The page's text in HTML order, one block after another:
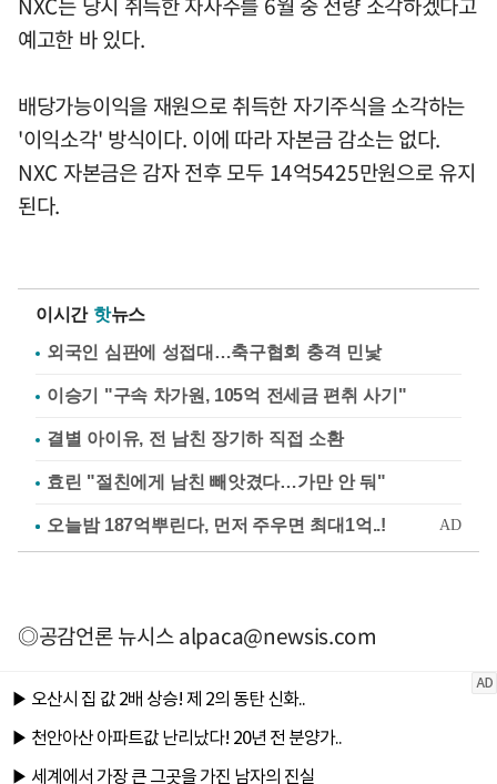
예고한 바 있다.
배당가능이익을 재원으로 취득한 자기주식을 소각하는
'이익소각' 방식이다. 이에 따라 자본금 감소는 없다.
NXC 자본금은 감자 전후 모두 14억5425만원으로 유지
된다.
이시간 핫뉴스
외국인 심판에 성접대…축구협회 충격 민낯
이승기 "구속 차가원, 105억 전세금 편취 사기"
결별 아이유, 전 남친 장기하 직접 소환
효린 "절친에게 남친 빼앗겼다…가만 안 둬"
◎공감언론 뉴시스alpaca@newsis.com